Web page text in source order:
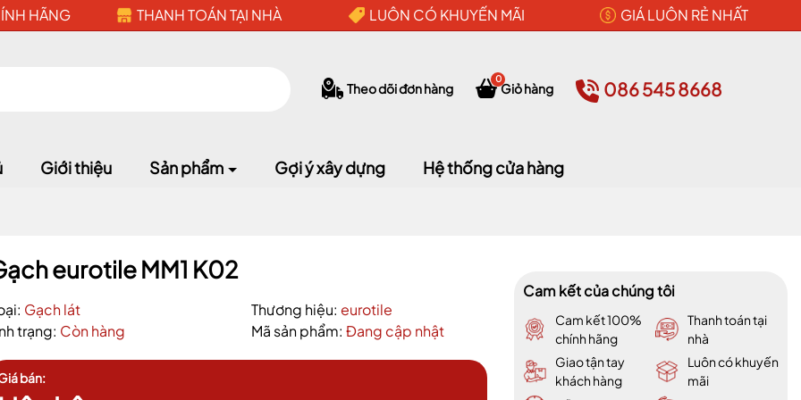
HÃNG THANH TOÁN TẠI NHÀ LUÔN CÓ KHUYẾN MÃI GIÁ LUÔN RẺ NHẤT
Theo dõi đơn hàng Giỏ hàng
0 086 545 8668
Giới thiệu Sản phẩm Gợi ý xây dựng Hệ thống cửa hàng
eurotile MM1 K02
Gạch lát Thương hiệu: eurotile
trạng: Còn hàng Mã sản phẩm: Đang cập nhật
bán:
Cam kết của chúng tôi
Cam kết 100%
chính hãng
Thanh toán tại
nhà
Giao tận tay
khách hàng
Luôn có khuyến
mãi
Điều kiện: